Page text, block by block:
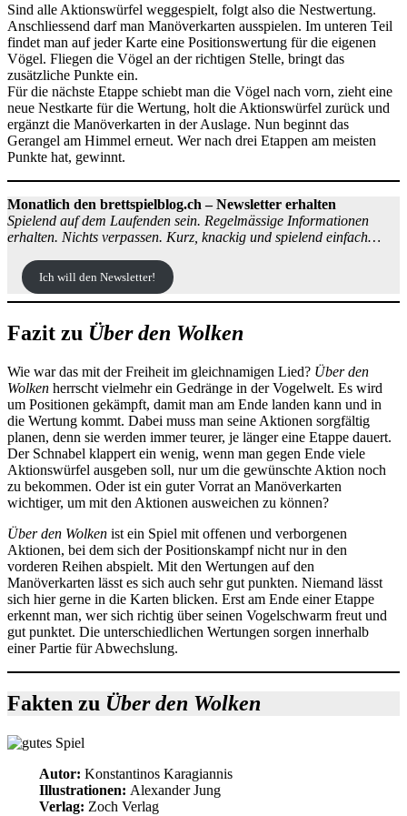
Sind alle Aktionswürfel weggespielt, folgt also die Nestwertung.
Anschliessend darf man Manöverkarten ausspielen. Im unteren Teil
findet man auf jeder Karte eine Positionswertung für die eigenen
Vögel. Fliegen die Vögel an der richtigen Stelle, bringt das
zusätzliche Punkte ein.
Für die nächste Etappe schiebt man die Vögel nach vorn, zieht eine
neue Nestkarte für die Wertung, holt die Aktionswürfel zurück und
ergänzt die Manöverkarten in der Auslage. Nun beginnt das
Gerangel am Himmel erneut. Wer nach drei Etappen am meisten
Punkte hat, gewinnt.
Monatlich den brettspielblog.ch – Newsletter erhalten
Spielend auf dem Laufenden sein. Regelmässige Informationen
erhalten. Nichts verpassen. Kurz, knackig und spielend einfach…
Ich will den Newsletter!
Fazit zu Über den Wolken
Wie war das mit der Freiheit im gleichnamigen Lied? Über den
Wolken herrscht vielmehr ein Gedränge in der Vogelwelt. Es wird
um Positionen gekämpft, damit man am Ende landen kann und in
die Wertung kommt. Dabei muss man seine Aktionen sorgfältig
planen, denn sie werden immer teurer, je länger eine Etappe dauert.
Der Schnabel klappert ein wenig, wenn man gegen Ende viele
Aktionswürfel ausgeben soll, nur um die gewünschte Aktion noch
zu bekommen. Oder ist ein guter Vorrat an Manöverkarten
wichtiger, um mit den Aktionen ausweichen zu können?
Über den Wolken ist ein Spiel mit offenen und verborgenen
Aktionen, bei dem sich der Positionskampf nicht nur in den
vorderen Reihen abspielt. Mit den Wertungen auf den
Manöverkarten lässt es sich auch sehr gut punkten. Niemand lässt
sich hier gerne in die Karten blicken. Erst am Ende einer Etappe
erkennt man, wer sich richtig über seinen Vogelschwarm freut und
gut punktet. Die unterschiedlichen Wertungen sorgen innerhalb
einer Partie für Abwechslung.
Fakten zu Über den Wolken
Autor: Konstantinos Karagiannis
Illustrationen: Alexander Jung
Verlag: Zoch Verlag